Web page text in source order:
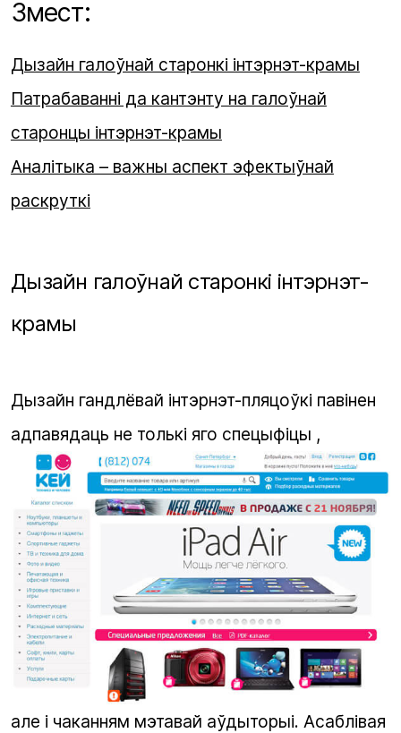
Змест:
Дызайн галоўнай старонкі інтэрнэт-крамы
Патрабаванні да кантэнту на галоўнай
старонцы інтэрнэт-крамы
Аналітыка – важны аспект эфектыўнай
раскруткі
Дызайн галоўнай старонкі інтэрнэт-
крамы
Дызайн гандлёвай інтэрнэт-пляцоўкі павінен
адпавядаць не толькі яго спецыфіцы ,
але і чаканням мэтавай аўдыторыі. Асаблівая